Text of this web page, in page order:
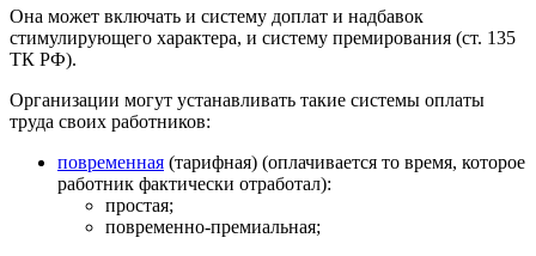
Она может включать и систему доплат и надбавок
стимулирующего характера, и систему премирования (ст. 135
ТК РФ).
Организации могут устанавливать такие системы оплаты
труда своих работников:
повременная (тарифная) (оплачивается то время, которое
работник фактически отработал):
простая;
повременно-премиальная;